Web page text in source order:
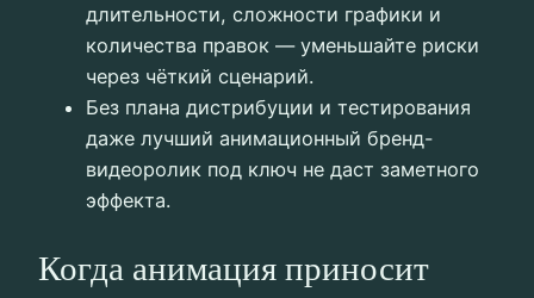
длительности, сложности графики и
количества правок — уменьшайте риски
через чёткий сценарий.
Без плана дистрибуции и тестирования
даже лучший анимационный бренд-
видеоролик под ключ не даст заметного
эффекта.
Когда анимация приносит